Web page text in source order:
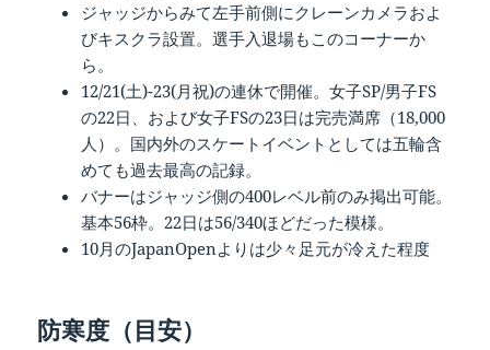
ジャッジからみて左手前側にクレーンカメラおよ
びキスクラ設置。選手入退場もこのコーナーか
ら。
12/21(土)-23(月祝)の連休で開催。女子SP/男子FS
の22日、および女子FSの23日は完売満席（18,000
人）。国内外のスケートイベントとしては五輪含
めても過去最高の記録。
バナーはジャッジ側の400レベル前のみ掲出可能。
基本56枠。22日は56/340ほどだった模様。
10月のJapanOpenよりは少々足元が冷えた程度
防寒度（目安）